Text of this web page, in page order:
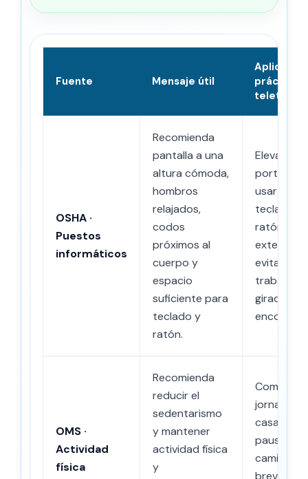
Fuente Mensaje útil
Aplicación
práctica
OSHA ·
Puestos
informáticos
Recomienda
pantalla a una
altura cómoda,
hombros
relajados,
codos
próximos al
cuerpo y
espacio
suficiente para
teclado y
ratón.
Elevar el
portátil,
usar
teclado y
ratón
externos
evitar
trabajar
girado o
encogido.
OMS ·
Actividad
física
Recomienda
reducir el
sedentarismo
y mantener
actividad física
y
jornadas
casa con
pausas,
caminatas
breves y